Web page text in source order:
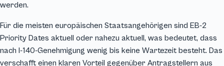
werden.
Für die meisten europäischen Staatsangehörigen sind EB-2
Priority Dates aktuell oder nahezu aktuell, was bedeutet, dass
nach I-140-Genehmigung wenig bis keine Wartezeit besteht. Das
verschafft einen klaren Vorteil gegenüber Antragstellern aus